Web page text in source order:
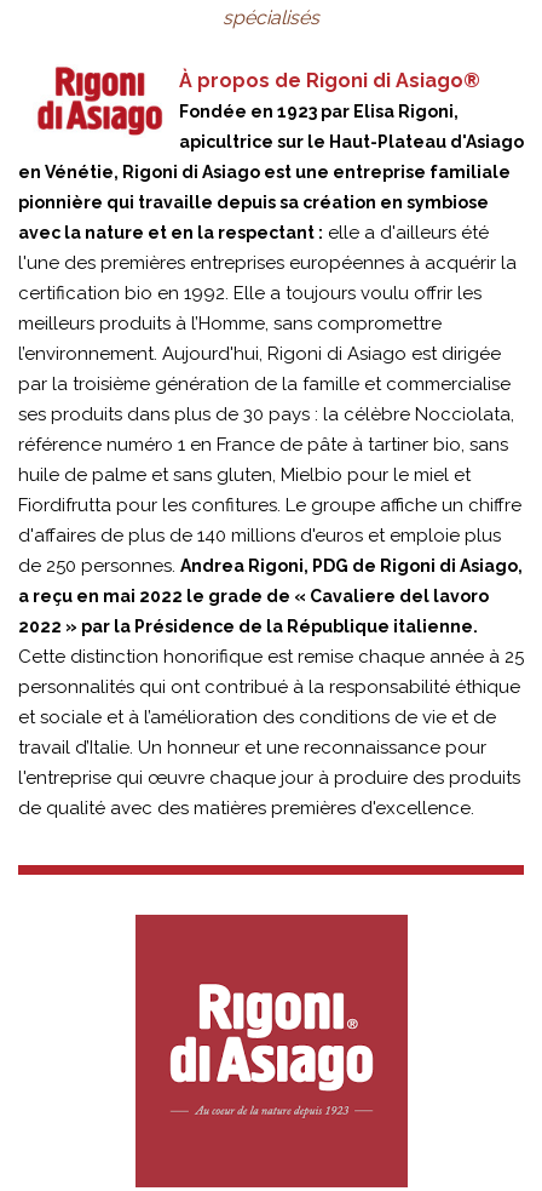
spécialisés
À propos de Rigoni di Asiago®
Fondée en 1923 par Elisa Rigoni,
apicultrice sur le Haut-Plateau d'Asiago
en Vénétie, Rigoni di Asiago est une entreprise familiale
pionnière qui travaille depuis sa création en symbiose
avec la nature et en la respectant : elle a d'ailleurs été
l'une des premières entreprises européennes à acquérir la
certification bio en 1992. Elle a toujours voulu offrir les
meilleurs produits à l’Homme, sans compromettre
l’environnement. Aujourd'hui, Rigoni di Asiago est dirigée
par la troisième génération de la famille et commercialise
ses produits dans plus de 30 pays : la célèbre Nocciolata,
référence numéro 1 en France de pâte à tartiner bio, sans
huile de palme et sans gluten, Mielbio pour le miel et
Fiordifrutta pour les confitures. Le groupe affiche un chiffre
d'affaires de plus de 140 millions d'euros et emploie plus
de 250 personnes. Andrea Rigoni, PDG de Rigoni di Asiago,
a reçu en mai 2022 le grade de « Cavaliere del lavoro
2022 » par la Présidence de la République italienne.
Cette distinction honorifique est remise chaque année à 25
personnalités qui ont contribué à la responsabilité éthique
et sociale et à l’amélioration des conditions de vie et de
travail d’Italie. Un honneur et une reconnaissance pour
l'entreprise qui œuvre chaque jour à produire des produits
de qualité avec des matières premières d'excellence.